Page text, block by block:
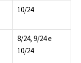
10/24
8/24, 9/24 e
10/24